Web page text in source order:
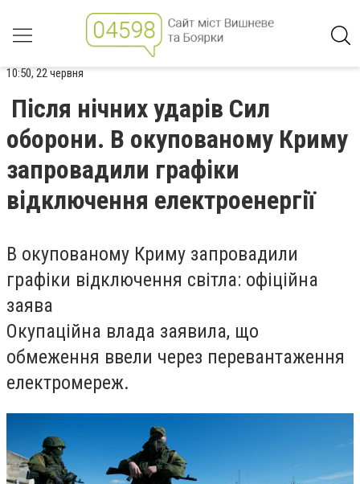
10:50, 22 червня
Після нічних ударів Сил
оборони. В окупованому Криму
запровадили графіки
відключення електроенергії
В окупованому Криму запровадили
графіки відключення світла: офіційна
заява
Окупаційна влада заявила, що
обмеження ввели через перевантаження
електромереж.